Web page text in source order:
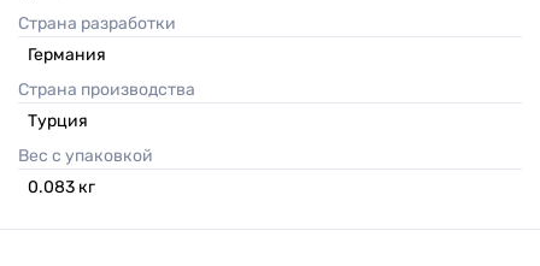
Страна разработки
Германия
Страна производства
Турция
Вес с упаковкой
0.083 кг